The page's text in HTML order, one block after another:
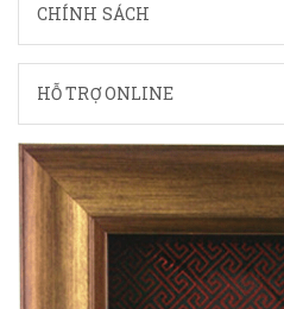
CHÍNH SÁCH
HỖ TRỢ ONLINE